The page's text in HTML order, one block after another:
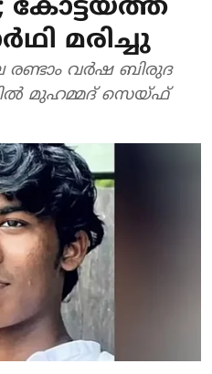
കോട്ടയത്ത്
മരിച്ചു
വര്‍ഷ ബിരുദ
മുഹമ്മദ് സെയ്ഫ്